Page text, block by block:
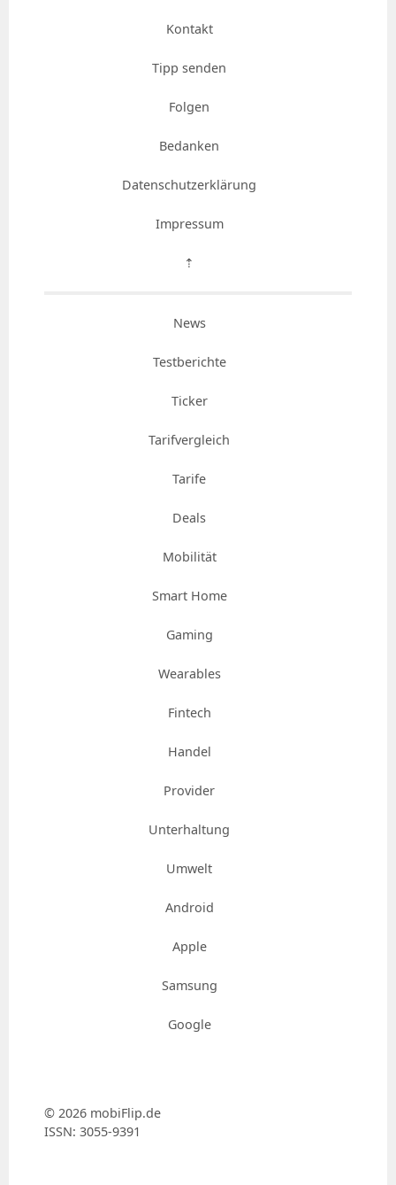
Kontakt
Tipp senden
Folgen
Bedanken
Datenschutzerklärung
Impressum
⇡
News
Testberichte
Ticker
Tarifvergleich
Tarife
Deals
Mobilität
Smart Home
Gaming
Wearables
Fintech
Handel
Provider
Unterhaltung
Umwelt
Android
Apple
Samsung
Google
© 2026 mobiFlip.de
ISSN: 3055-9391